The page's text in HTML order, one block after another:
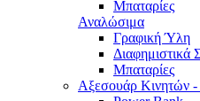
Μπαταρίες
Αναλώσιμα
Γραφική Ύλη
Διαφημιστικά
Μπαταρίες
Αξεσουάρ Κινητών -